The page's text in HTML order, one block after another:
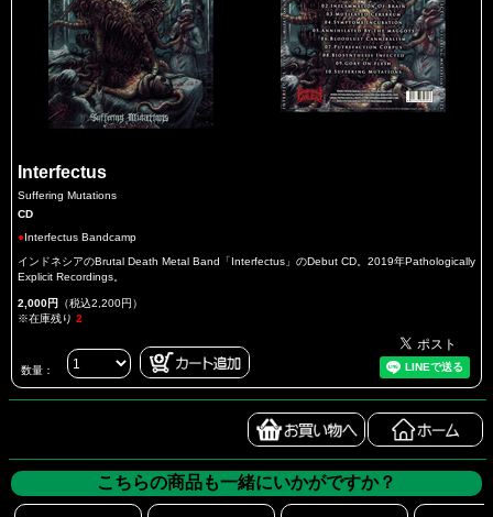
Interfectus
Suffering Mutations
CD
●Interfectus Bandcamp
インドネシアのBrutal Death Metal Band「Interfectus」のDebut CD。2019年Pathologically
Explicit Recordings。
2,000円 （税込2,200円）
※在庫残り 2
数量：
こちらの商品も一緒にいかがですか？